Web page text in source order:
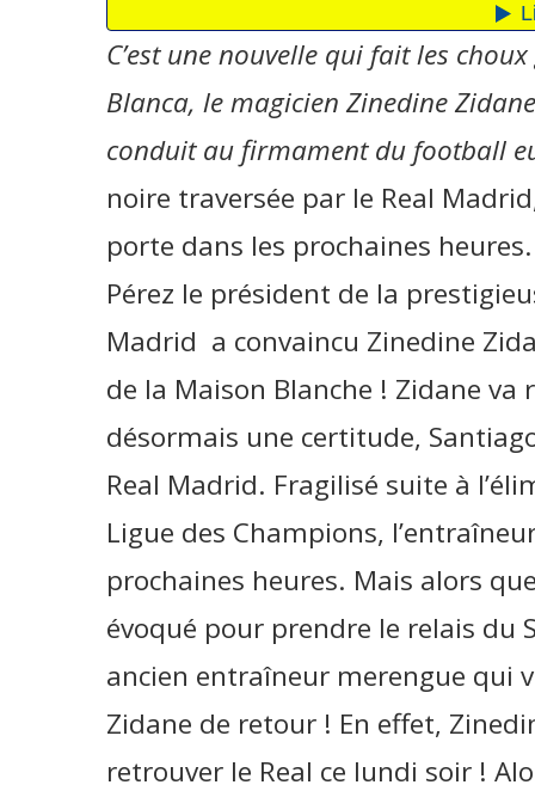
C’est une nouvelle qui fait les
Blanca, le magicien Zinedine
conduit au firmament du football
noire traversée par le Real
porte dans les prochaines
Pérez le président de la
Madrid a convaincu Zinedine
de la Maison Blanche ! Zidane va
désormais une certitude,
Real Madrid. Fragilisé suite à
Ligue des Champions,
prochaines heures. Mais alors
évoqué pour prendre le relais du
ancien entraîneur merengue qui
Zidane de retour ! En effet,
retrouver le Real ce lundi soir !